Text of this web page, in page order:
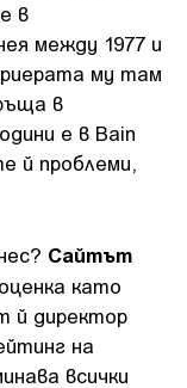
в
между 1977 и
му там
в
е в Bain
й проблеми,
Сайтът
като
й директор
на
всички